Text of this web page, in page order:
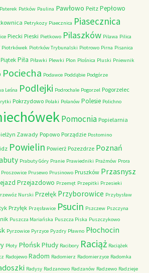
Paterek Patków Paulina Pawłowo Peitz Pepłowo
Petrykozy Piaecznica Piasecznica
Piecki Pieski Pietkowo Pilaszków Pilawa Pilica
Piotrkówek Piotrków Trybunalski Piotrowo Pirna Pisanica
Piątek Piła Piławki Plewki Plon Plośnica Pluski Pniewnik
Pociecha Podawce Poddąbie Podgórze
Leśna Podlejki Podrochale Pogorzel Pogorzelec
Pokrzydowo Polaki Polanów Polesie Polichno
Pomocnia Popielarnia
Zawady Popowo Porządzie Postomino
Powielin Powierż Pozezdrze Poznań
Prabuty Góry Pranie Prawiedniki Prażmów Prora
Proszowice Prusewo Prusinowo Pruszków Przasnysz
Przejazdowo Przemęt Przepitki Przesieki
Nurski Przełęk Przyborowice Przybysław
Przyłęk Przęsławice Psucin Pszczew Pszczyna
Puszcza Mariańska Puszcza Piska Puszczykowo
Pyrzowice Pyrzyce Pyzdry Pławno Płochocin
Płoty PłońskPłudy Racibory Raciąż Raciążek
Radojewo Radom Radomierz Radomierzyce Radomka
Radysy Radzanowo Radzanów Radzewo Radzieje